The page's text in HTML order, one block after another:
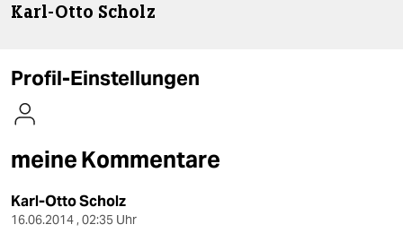
themen
kultur
sport
Karl-Otto Scholz
Profil-Einstellungen
meine Kommentare
Karl-Otto Scholz
16.06.2014 , 02:35 Uhr